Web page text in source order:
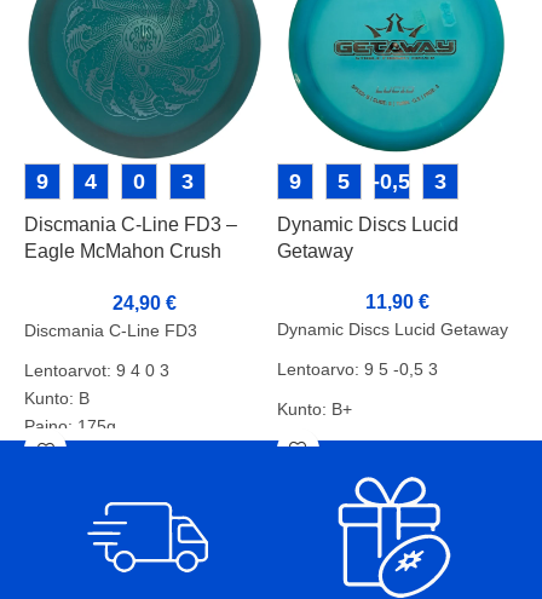
9 4 0 3
Discmania C-Line FD3 –
Eagle McMahon Crush
24,90 €
Discmania C-Line FD3
Lentoarvot: 9 4 0 3
Kunto: B
Paino: 175g
9 5 -0,5 3
Dynamic Discs Lucid
Getaway
11,90 €
Dynamic Discs Lucid Getaway
Lentoarvo: 9 5 -0,5 3
Kunto: B+
Paino: 175g
Tussit: Rimmi